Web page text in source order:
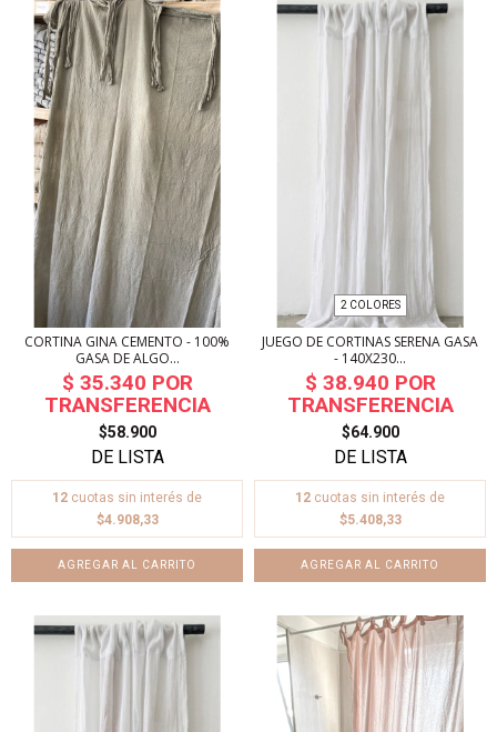
CORTINA GINA CEMENTO - 100%
GASA DE ALGO...
$58.900
12 cuotas sin interés de
$4.908,33
2 COLORES
JUEGO DE CORTINAS SERENA GASA
- 140X230...
$64.900
12 cuotas sin interés de
$5.408,33
AGREGAR AL CARRITO